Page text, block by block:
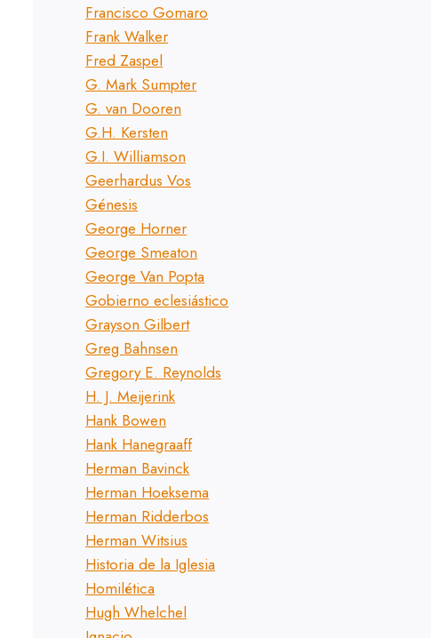
Francisco Gomaro
Frank Walker
Fred Zaspel
G. Mark Sumpter
G. van Dooren
G.H. Kersten
G.I. Williamson
Geerhardus Vos
Génesis
George Horner
George Smeaton
George Van Popta
Gobierno eclesiástico
Grayson Gilbert
Greg Bahnsen
Gregory E. Reynolds
H. J. Meijerink
Hank Bowen
Hank Hanegraaff
Herman Bavinck
Herman Hoeksema
Herman Ridderbos
Herman Witsius
Historia de la Iglesia
Homilética
Hugh Whelchel